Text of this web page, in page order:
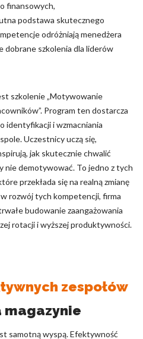
finansowych,
podstawa skutecznego
odróżniają menedżera
dobrane szkolenia dla liderów
szkolenie „Motywowanie
Program ten dostarcza
identyfikacji i wzmacniania
Uczestnicy uczą się,
jak skutecznie chwalić
nie demotywować. To jedno z tych
przekłada się na realną zmianę
rozwój tych kompetencji, firma
budowanie zaangażowania
rotacji i wyższej produktywności.
zespołów
magazynie
samotną wyspą. Efektywność